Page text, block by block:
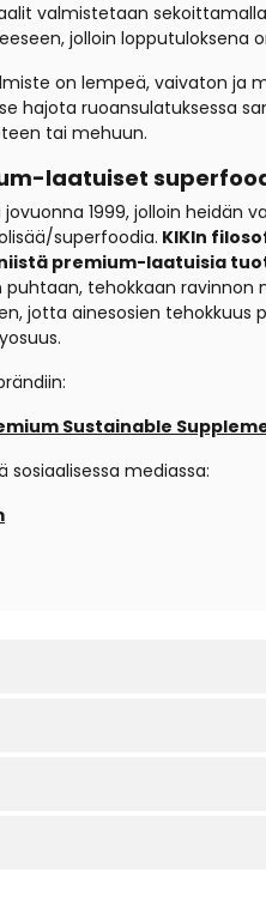
valmistetaan
jolloin lopputuloksena
on lempeä, vaivaton ja
hajota ruoansulatuksessa
tai mehuun.
laatuiset
jovuonna 1999, jolloin heidän
superfoodia. KIKIn
premium-laatuisia
tehokkaan ravinnon
jotta ainesosien
Sustainable
sosiaalisessa mediassa: